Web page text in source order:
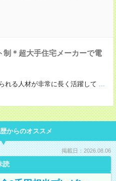
制＊超大手住宅メーカーで電
れる人材が非常に長く活躍して ...
からのオススメ
掲載日：2026.08.06
読